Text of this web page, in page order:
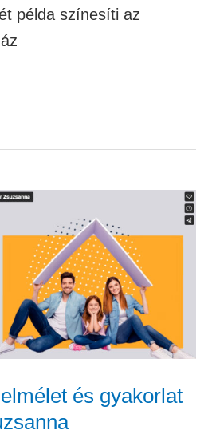
példa színesíti az
és gyakorlat